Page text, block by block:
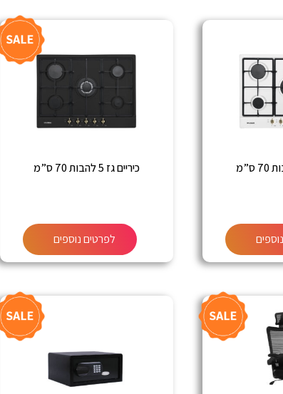
כיריים גז 5 להבות 70 ס”מ
לפרטים נוספים